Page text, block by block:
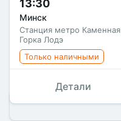
13:30
Минск
Станция метро Каменная
Горка Лодэ
Только наличными
Детали